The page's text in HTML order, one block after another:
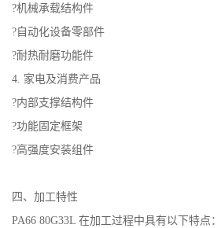
?机械承载结构件
?自动化设备零部件
?耐热耐磨功能件
4. 家电及消费产品
?内部支撑结构件
?功能固定框架
?高强度安装组件
四、加工特性
PA66 80G33L 在加工过程中具有以下特点：